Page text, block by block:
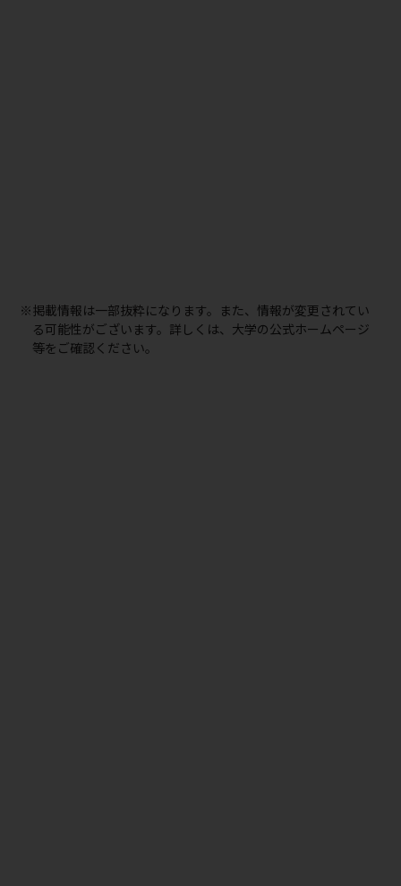
※掲載情報は一部抜粋になります。また、情報が変更されてい
る可能性がございます。詳しくは、大学の公式ホームページ
等をご確認ください。